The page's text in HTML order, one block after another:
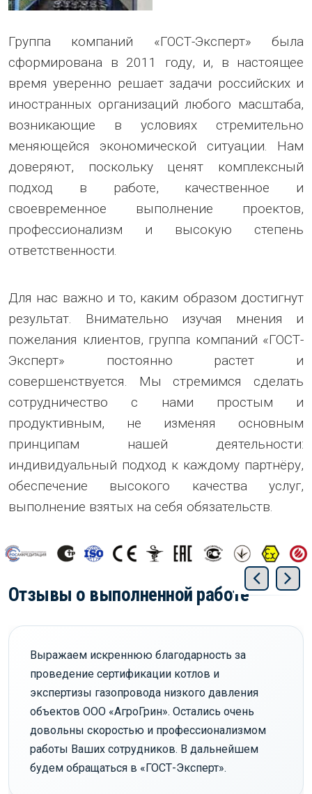
Группа компаний «ГОСТ-Эксперт» была
сформирована в 2011 году, и, в настоящее
время уверенно решает задачи российских и
иностранных организаций любого масштаба,
возникающие в условиях стремительно
меняющейся экономической ситуации. Нам
доверяют, поскольку ценят комплексный
подход в работе, качественное и
своевременное выполнение проектов,
профессионализм и высокую степень
ответственности.
Для нас важно и то, каким образом достигнут
результат. Внимательно изучая мнения и
пожелания клиентов, группа компаний «ГОСТ-
Эксперт» постоянно растет и
совершенствуется. Мы стремимся сделать
сотрудничество с нами простым и
продуктивным, не изменяя основным
принципам нашей деятельности:
индивидуальный подход к каждому партнёру,
обеспечение высокого качества услуг,
выполнение взятых на себя обязательств.
Отзывы о выполненной работе
Выражаем искреннюю благодарность за
проведение сертификации котлов и
экспертизы газопровода низкого давления
объектов ООО «АгроГрин». Остались очень
довольны скоростью и профессионализмом
работы Ваших сотрудников. В дальнейшем
будем обращаться в «ГОСТ-Эксперт».